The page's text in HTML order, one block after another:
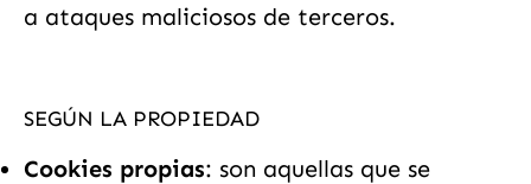
a ataques maliciosos de terceros.
SEGÚN LA PROPIEDAD
Cookies propias: son aquellas que se